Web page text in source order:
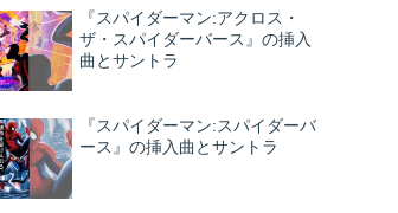
『スパイダーマン:アクロス・
ザ・スパイダーバース』の挿入
曲とサントラ
『スパイダーマン:スパイダーバ
ース』の挿入曲とサントラ